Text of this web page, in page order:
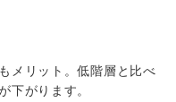
メリット。低階層と比べ
下がります。